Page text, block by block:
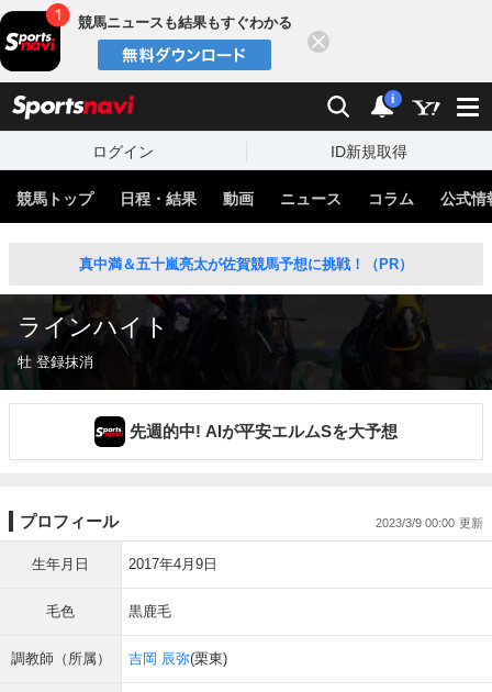
競馬ニュースも結果もすぐわかる
検索 通知
i
ログイン ID新規取得
競馬トップ 日程・結果 動画 ニュース コラム 公式情
真中満＆五十嵐亮太が佐賀競馬予想に挑戦！（PR）
ラインハイト
牡 登録抹消
先週的中! AIが平安エルムSを大予想
プロフィール 2023/3/9 00:00
生年月日 2017年4月9日
毛色 黒鹿毛
調教師（所属） 吉岡 辰弥(栗東)